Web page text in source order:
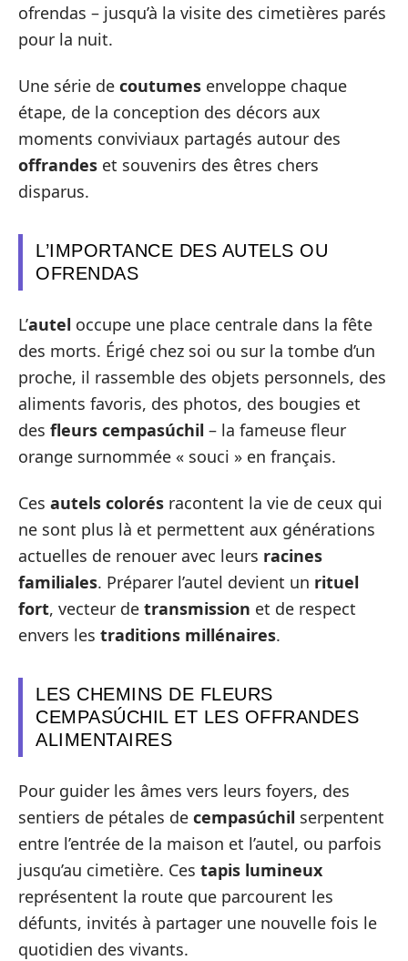
ofrendas – jusqu’à la visite des cimetières parés
pour la nuit.
Une série de coutumes enveloppe chaque
étape, de la conception des décors aux
moments conviviaux partagés autour des
offrandes et souvenirs des êtres chers
disparus.
L’IMPORTANCE DES AUTELS OU
OFRENDAS
L’autel occupe une place centrale dans la fête
des morts. Érigé chez soi ou sur la tombe d’un
proche, il rassemble des objets personnels, des
aliments favoris, des photos, des bougies et
des fleurs cempasúchil – la fameuse fleur
orange surnommée « souci » en français.
Ces autels colorés racontent la vie de ceux qui
ne sont plus là et permettent aux générations
actuelles de renouer avec leurs racines
familiales. Préparer l’autel devient un rituel
fort, vecteur de transmission et de respect
envers les traditions millénaires.
LES CHEMINS DE FLEURS
CEMPASÚCHIL ET LES OFFRANDES
ALIMENTAIRES
Pour guider les âmes vers leurs foyers, des
sentiers de pétales de cempasúchil serpentent
entre l’entrée de la maison et l’autel, ou parfois
jusqu’au cimetière. Ces tapis lumineux
représentent la route que parcourent les
défunts, invités à partager une nouvelle fois le
quotidien des vivants.